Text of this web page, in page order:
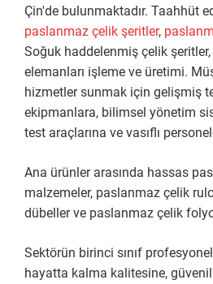
Çin'de bulunmaktadır. Taahhüt
paslanmaz çelik şeritler,
Soğuk haddelenmiş çelik
elemanları işleme ve üretimi.
hizmetler sunmak için gelişmiş
ekipmanlara, bilimsel yönetim
test araçlarına ve vasıflı
Ana ürünler arasında hassas
malzemeler, paslanmaz çelik
dübeller ve paslanmaz çelik folyo
Sektörün birinci sınıf
hayatta kalma kalitesine,